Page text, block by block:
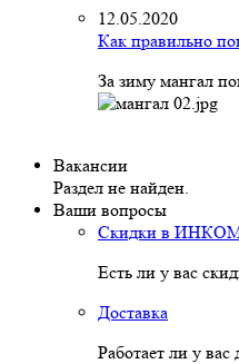
12.05.2020
Как правильно
За зиму мангал
Вакансии
Раздел не найден.
Ваши вопросы
Скидки в
Есть ли у вас
Доставка
Работает ли у вас